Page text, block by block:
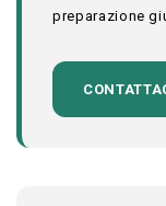
preparazione